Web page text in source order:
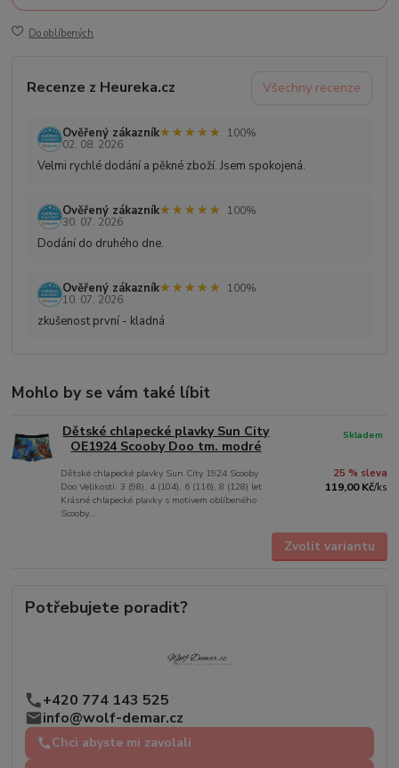
Do oblíbených
Recenze z Heureka.cz Všechny recenze
Ověřený zákazník★★★★★
★★★★★
100%
02. 08. 2026
Velmi rychlé dodání a pěkné zboží. Jsem spokojená.
Ověřený zákazník★★★★★
★★★★★
100%
30. 07. 2026
Dodání do druhého dne.
Ověřený zákazník★★★★★
★★★★★
100%
10. 07. 2026
zkušenost první - kladná
Mohlo by se vám také líbit
Dětské chlapecké plavky Sun City
OE1924 Scooby Doo tm. modré
Dětské chlapecké plavky Sun City 1924 Scooby
Doo Velikosti: 3 (98), 4 (104), 6 (116), 8 (128) let
Krásné chlapecké plavky s motivem oblíbeného
Scooby...
25 % sleva
119,00 Kč/ks
Skladem
Zvolit variantu
Potřebujete poradit?
+420 774 143 525
info@wolf-demar.cz
Chci abyste mi zavolali